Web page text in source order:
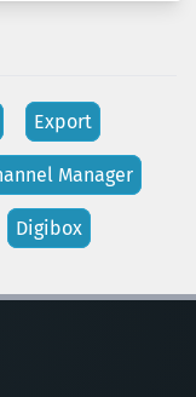
Export
Manager
Digibox